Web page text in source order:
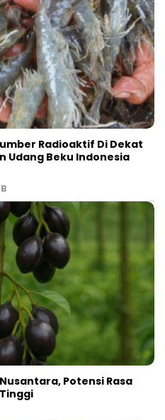
Radioaktif Di Dekat
Udang Beku Indonesia
Potensi Rasa